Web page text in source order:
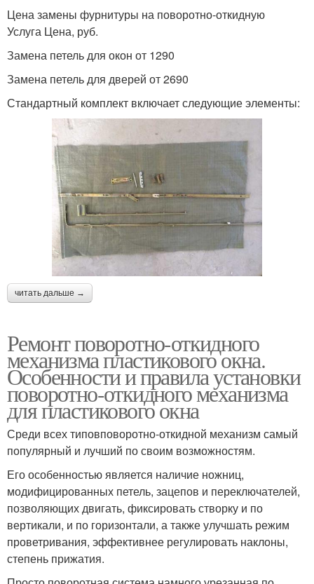
Цена замены фурнитуры на поворотно-откидную
Услуга Цена, руб.
Замена петель для окон от 1290
Замена петель для дверей от 2690
Стандартный комплект включает следующие элементы:
читать дальше →
Ремонт поворотно-откидного
механизма пластикового окна.
Особенности и правила установки
поворотно-откидного механизма
для пластикового окна
Среди всех типовповоротно-откидной механизм самый
популярный и лучший по своим возможностям.
Его особенностью является наличие ножниц,
модифицированных петель, зацепов и переключателей,
позволяющих двигать, фиксировать створку и по
вертикали, и по горизонтали, а также улучшать режим
проветривания, эффективнее регулировать наклоны,
степень прижатия.